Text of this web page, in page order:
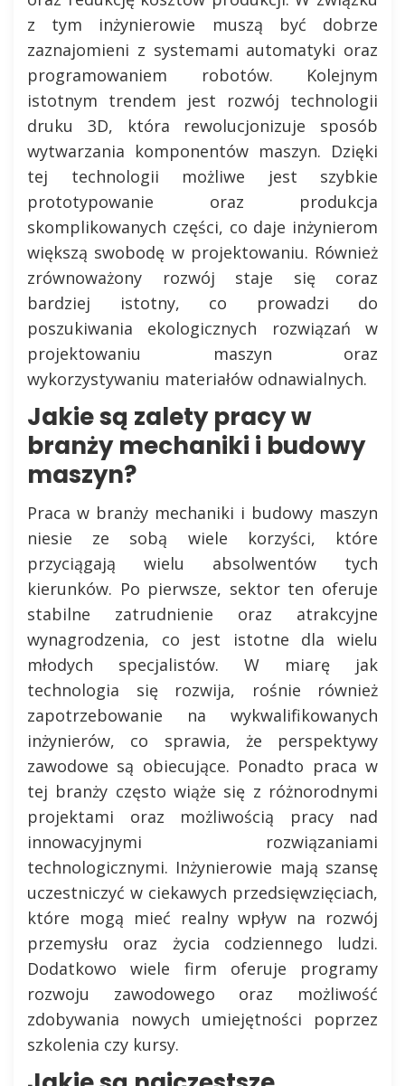
z tym inżynierowie muszą być dobrze
zaznajomieni z systemami automatyki oraz
programowaniem robotów. Kolejnym
istotnym trendem jest rozwój technologii
druku 3D, która rewolucjonizuje sposób
wytwarzania komponentów maszyn. Dzięki
tej technologii możliwe jest szybkie
prototypowanie oraz produkcja
skomplikowanych części, co daje inżynierom
większą swobodę w projektowaniu. Również
zrównoważony rozwój staje się coraz
bardziej istotny, co prowadzi do
poszukiwania ekologicznych rozwiązań w
projektowaniu maszyn oraz
wykorzystywaniu materiałów odnawialnych.
Jakie są zalety pracy w
branży mechaniki i budowy
maszyn?
Praca w branży mechaniki i budowy maszyn
niesie ze sobą wiele korzyści, które
przyciągają wielu absolwentów tych
kierunków. Po pierwsze, sektor ten oferuje
stabilne zatrudnienie oraz atrakcyjne
wynagrodzenia, co jest istotne dla wielu
młodych specjalistów. W miarę jak
technologia się rozwija, rośnie również
zapotrzebowanie na wykwalifikowanych
inżynierów, co sprawia, że perspektywy
zawodowe są obiecujące. Ponadto praca w
tej branży często wiąże się z różnorodnymi
projektami oraz możliwością pracy nad
innowacyjnymi rozwiązaniami
technologicznymi. Inżynierowie mają szansę
uczestniczyć w ciekawych przedsięwzięciach,
które mogą mieć realny wpływ na rozwój
przemysłu oraz życia codziennego ludzi.
Dodatkowo wiele firm oferuje programy
rozwoju zawodowego oraz możliwość
zdobywania nowych umiejętności poprzez
szkolenia czy kursy.